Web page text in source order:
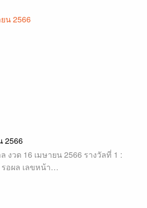
2566
งวด 16 เมษายน 2566 รางวัลที่ 1 :
รอผล เลขหน้า…